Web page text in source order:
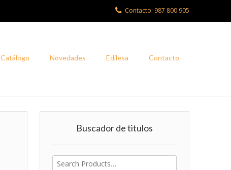
Contacto: 987 800 905
Catálogo Novedades Edilesa Contacto
Buscador de titulos
Buscar